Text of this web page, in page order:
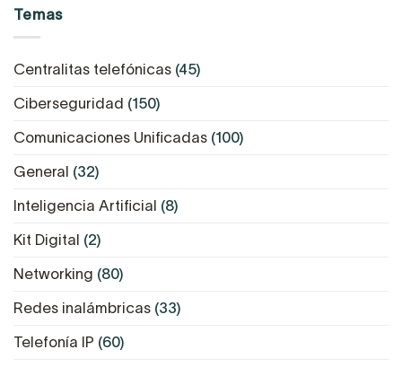
Temas
Centralitas telefónicas (45)
Ciberseguridad (150)
Comunicaciones Unificadas (100)
General (32)
Inteligencia Artificial (8)
Kit Digital (2)
Networking (80)
Redes inalámbricas (33)
Telefonía IP (60)